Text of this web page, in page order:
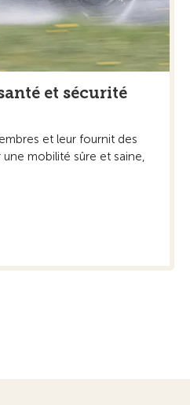
et sécurité
et leur fournit des
mobilité sûre et saine,